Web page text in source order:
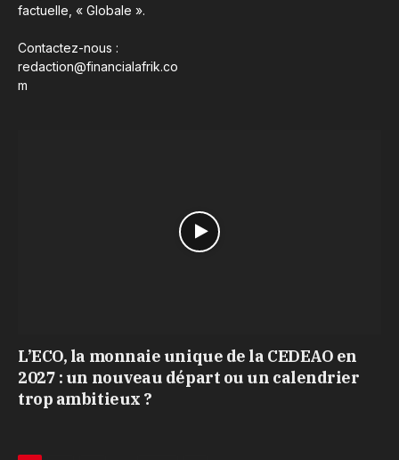
factuelle, « Globale ».
Contactez-nous :
redaction@financialafrik.co
m
L’ECO, la monnaie unique de la CEDEAO en
2027 : un nouveau départ ou un calendrier
trop ambitieux ?